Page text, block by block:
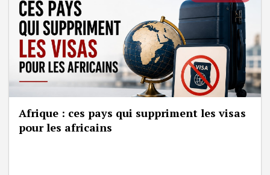
Afrique : ces pays qui suppriment les visas
pour les africains